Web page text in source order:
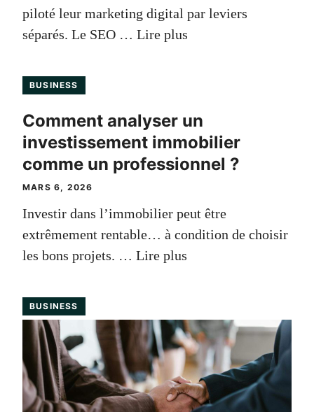
piloté leur marketing digital par leviers
séparés. Le SEO … Lire plus
BUSINESS
Comment analyser un
investissement immobilier
comme un professionnel ?
MARS 6, 2026
Investir dans l’immobilier peut être
extrêmement rentable… à condition de choisir
les bons projets. … Lire plus
BUSINESS